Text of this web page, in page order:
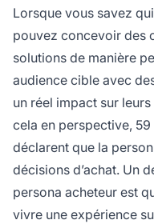
Lorsque vous savez
pouvez concevoir des
solutions de manière
audience cible avec
un réel impact sur
cela en perspective,
déclarent que la
décisions d’achat. Un
persona acheteur est
vivre une expérience